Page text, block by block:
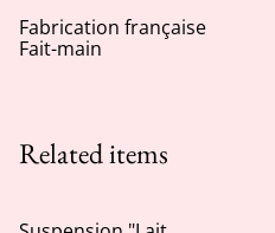
Fabrication française
Fait-main
Related items